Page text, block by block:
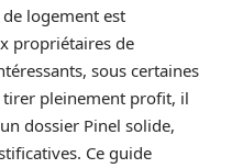
de logement est
propriétaires de
sous certaines
pleinement profit, il
dossier Pinel solide,
Ce guide